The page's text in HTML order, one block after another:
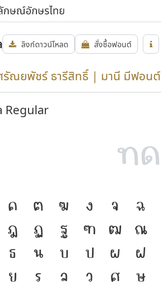
ลิงก์ดาวน์โหลด สั่งซื้อฟอนต์
รัณยพัชร์ ธารีสิทธิ์ | มานี มีฟอนต์
Regular
ค ฅ ฆ ง จ ฉ
ฎ ฏ ฐ ฑ ฒ ณ
ธ น บ ป ผ ฝ
ย ร ล ว ศ ษ